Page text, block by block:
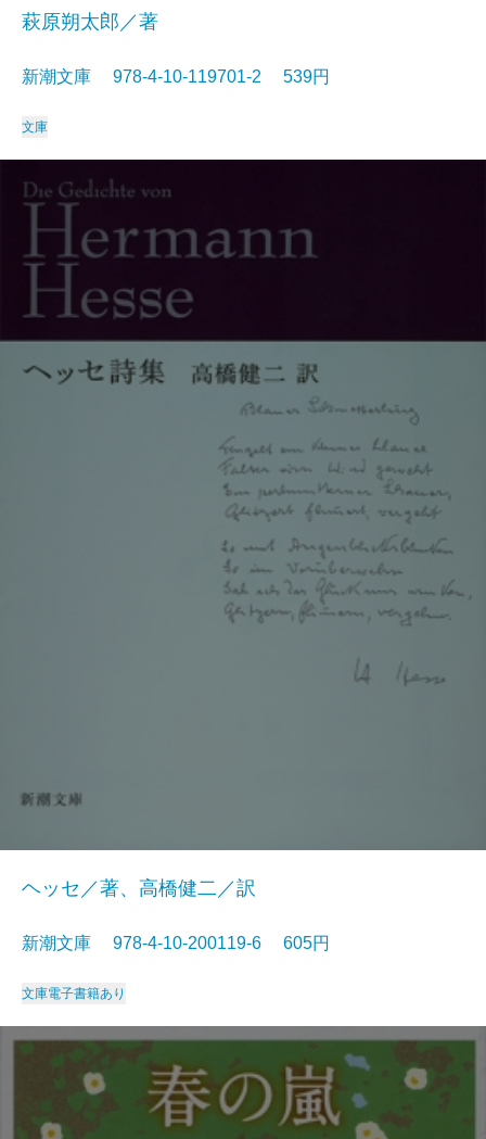
萩原朔太郎／著
新潮文庫 978-4-10-119701-2 539円
文庫
ヘッセ／著、高橋健二／訳
新潮文庫 978-4-10-200119-6 605円
文庫電子書籍あり